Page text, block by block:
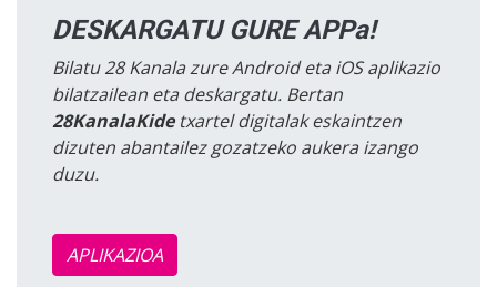
DESKARGATU GURE APPa!
Bilatu 28 Kanala zure Android eta iOS aplikazio
bilatzailean eta deskargatu. Bertan
28KanalaKidetxartel digitalak eskaintzen
dizuten abantailez gozatzeko aukera izango
duzu.
APLIKAZIOA